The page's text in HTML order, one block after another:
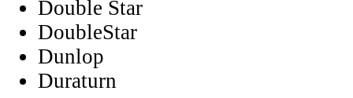
Double Star
DoubleStar
Dunlop
Duraturn